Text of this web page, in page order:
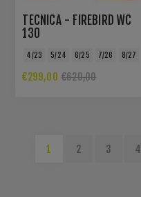
TECNICA - FIREBIRD WC
130
4/23 5/24 6/25 7/26 8/27
€299,00 €620,00
1 2 3 4